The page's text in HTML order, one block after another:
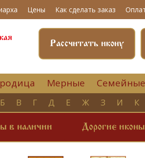
Цены Как сделать заказ
Рассчитать икону
Мерные Семейные
Б В Г Д Е Ж З И К
в наличии Дорогие иконы